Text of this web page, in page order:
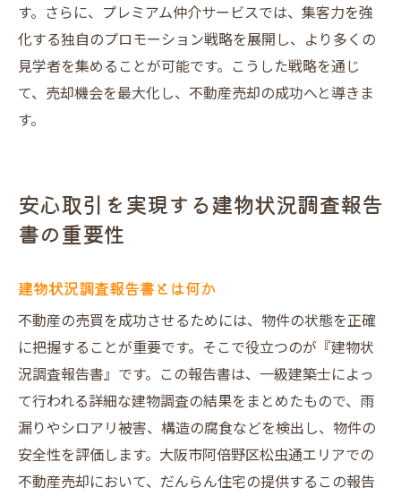
す。さらに、プレミアム仲介サービスでは、集客力を強
化する独自のプロモーション戦略を展開し、より多くの
見学者を集めることが可能です。こうした戦略を通じ
て、売却機会を最大化し、不動産売却の成功へと導きま
す。
安心取引を実現する建物状況調査報告
書の重要性
建物状況調査報告書とは何か
不動産の売買を成功させるためには、物件の状態を正確
に把握することが重要です。そこで役立つのが『建物状
況調査報告書』です。この報告書は、一級建築士によっ
て行われる詳細な建物調査の結果をまとめたもので、雨
漏りやシロアリ被害、構造の腐食などを検出し、物件の
安全性を評価します。大阪市阿倍野区松虫通エリアでの
不動産売却において、だんらん住宅の提供するこの報告